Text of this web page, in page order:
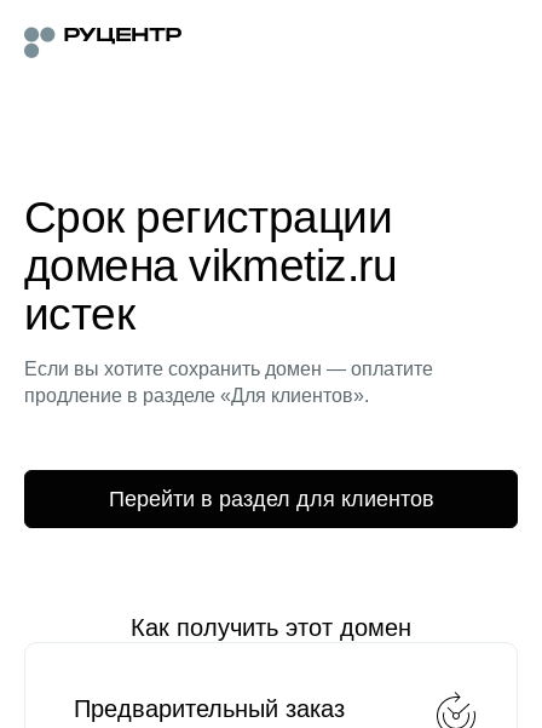
Срок регистрации
домена vikmetiz.ru
истек
Если вы хотите сохранить домен — оплатите
продление в разделе «Для клиентов».
Перейти в раздел для клиентов
Как получить этот домен
Предварительный заказ